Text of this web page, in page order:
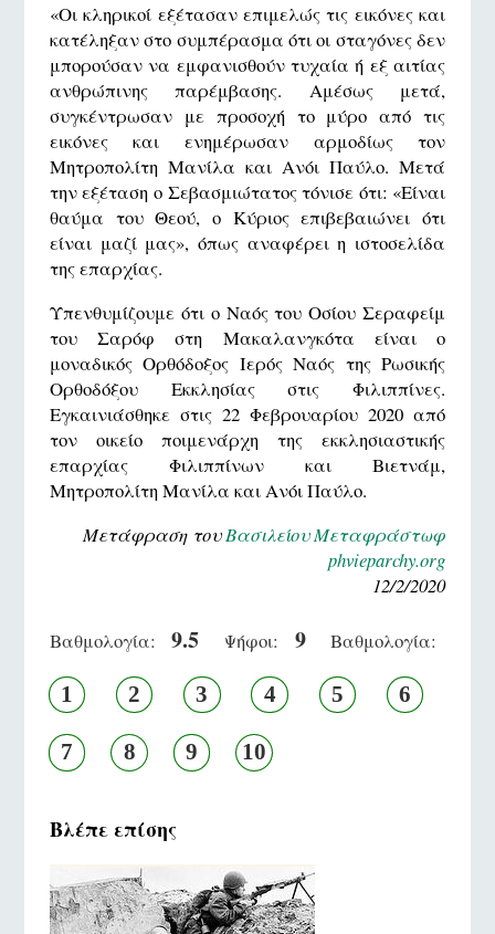
«Οι κληρικοί εξέτασαν επιμελώς τις εικόνες και
κατέληξαν στο συμπέρασμα ότι οι σταγόνες δεν
μπορούσαν να εμφανισθούν τυχαία ή εξ αιτίας
ανθρώπινης παρέμβασης. Αμέσως μετά,
συγκέντρωσαν με προσοχή το μύρο από τις
εικόνες και ενημέρωσαν αρμοδίως τον
Μητροπολίτη Μανίλα και Ανόι Παύλο. Μετά
την εξέταση ο Σεβασμιώτατος τόνισε ότι: «Είναι
θαύμα του Θεού, ο Κύριος επιβεβαιώνει ότι
είναι μαζί μας», όπως αναφέρει η ιστοσελίδα
της επαρχίας.
Υπενθυμίζουμε ότι ο Ναός του Οσίου Σεραφείμ
του Σαρόφ στη Μακαλανγκότα είναι ο
μοναδικός Ορθόδοξος Ιερός Ναός της Ρωσικής
Ορθοδόξου Εκκλησίας στις Φιλιππίνες.
Εγκαινιάσθηκε στις 22 Φεβρουαρίου 2020 από
τον οικείο ποιμενάρχη της εκκλησιαστικής
επαρχίας Φιλιππίνων και Βιετνάμ,
Μητροπολίτη Μανίλα και Ανόι Παύλο.
Μετάφραση τουΒασιλείου Μεταφράστωφ
phvieparchy.org
12/2/2020
Βαθμολογία: 9.5 Ψήφοι: 9 Βαθμολογία:
1 2 3 4 5 6
7 8 9 10
Βλέπε επίσης